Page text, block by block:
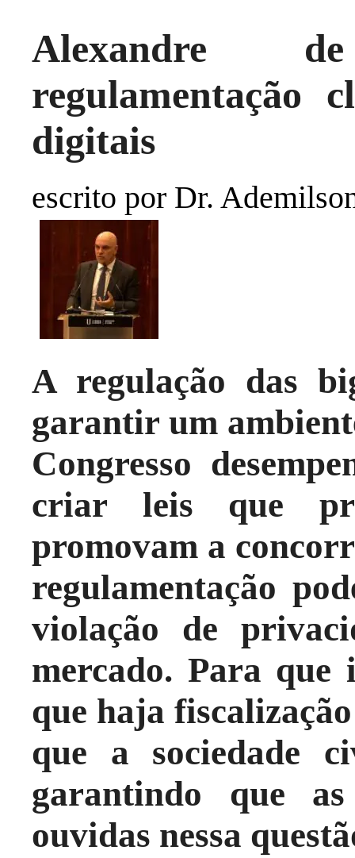
Alexandre
regulamentação
digitais
escrito por Dr.
A regulação das
garantir um
Congresso
criar leis que
promovam a
regulamentação
violação de
mercado. Para que
que haja fiscalização
que a sociedade
garantindo que
ouvidas nessa